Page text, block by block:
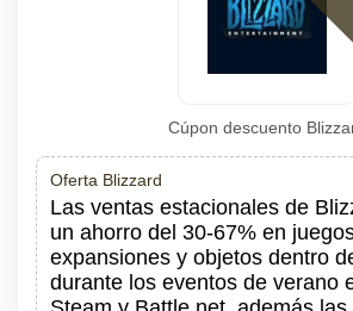
Cúpon descuento
Oferta Blizzard
Las ventas estacionales de
un ahorro del 30-67% en
expansiones y objetos dentro
durante los eventos de verano